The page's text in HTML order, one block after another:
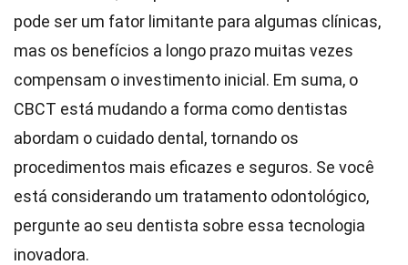
pode ser um fator limitante para algumas clínicas,
mas os benefícios a longo prazo muitas vezes
compensam o investimento inicial. Em suma, o
CBCT está mudando a forma como dentistas
abordam o cuidado dental, tornando os
procedimentos mais eficazes e seguros. Se você
está considerando um tratamento odontológico,
pergunte ao seu dentista sobre essa tecnologia
inovadora.